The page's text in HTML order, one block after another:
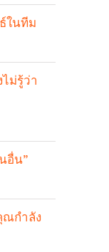
ในทีม
ม่รู้ว่า
อื่น”
กำลัง